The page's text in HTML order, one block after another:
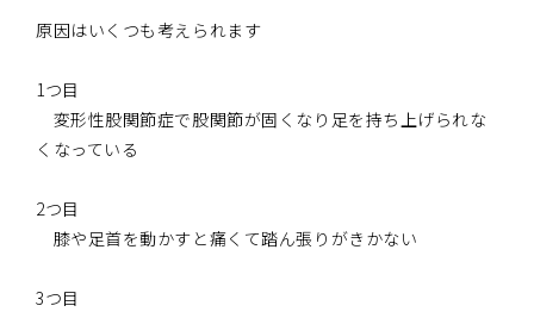
原因はいくつも考えられます
1つ目
変形性股関節症で股関節が固くなり足を持ち上げられな
くなっている
2つ目
膝や足首を動かすと痛くて踏ん張りがきかない
3つ目